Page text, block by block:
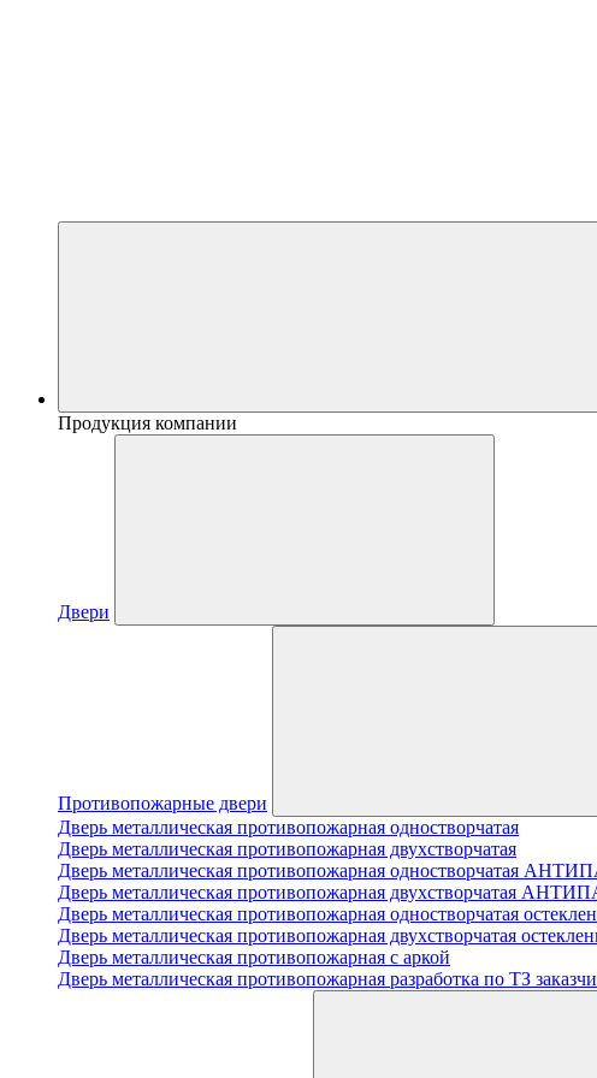
Продукция компании
Двери
Противопожарные двери
Дверь металлическая противопожарная одностворчатая
Дверь металлическая противопожарная двухстворчатая
Дверь металлическая противопожарная одностворчатая
Дверь металлическая противопожарная двухстворчатая
Дверь металлическая противопожарная одностворчатая
Дверь металлическая противопожарная двухстворчатая
Дверь металлическая противопожарная с аркой
Дверь металлическая противопожарная разработка по ТЗ